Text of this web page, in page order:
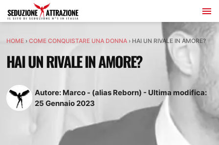
HOME› COME CONQUISTARE UNA DONNA› HAI UN RIVALE IN AMORE?
HAI UN RIVALE IN AMORE?
Autore: Marco - (alias Reborn) - Ultima modifica:
25 Gennaio 2023